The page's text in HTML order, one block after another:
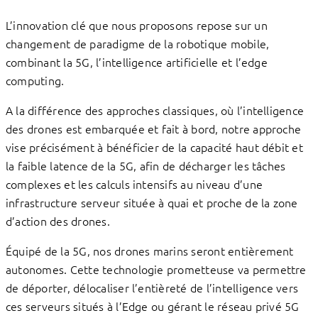
L’innovation clé que nous proposons repose sur un
changement de paradigme de la robotique mobile,
combinant la 5G, l’intelligence artificielle et l’edge
computing.
A la différence des approches classiques, où l’intelligence
des drones est embarquée et fait à bord, notre approche
vise précisément à bénéficier de la capacité haut débit et
la faible latence de la 5G, afin de décharger les tâches
complexes et les calculs intensifs au niveau d’une
infrastructure serveur située à quai et proche de la zone
d’action des drones.
Équipé de la 5G, nos drones marins seront entièrement
autonomes. Cette technologie prometteuse va permettre
de déporter, délocaliser l’entièreté de l’intelligence vers
ces serveurs situés à l’Edge ou gérant le réseau privé 5G